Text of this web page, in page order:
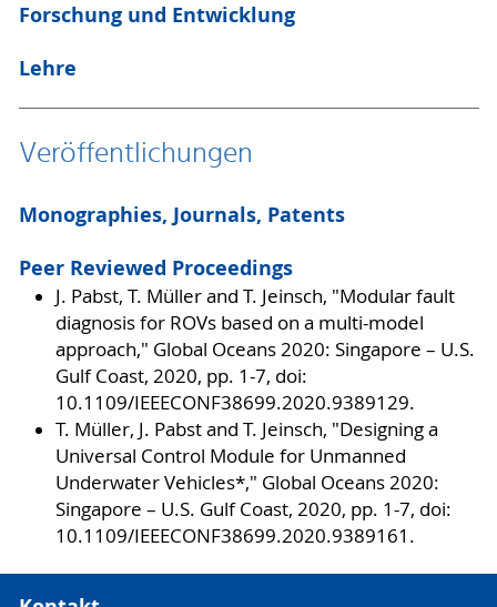
Forschung und Entwicklung
Lehre
Veröffentlichungen
Monographies, Journals, Patents
Peer Reviewed Proceedings
J. Pabst, T. Müller and T. Jeinsch, "Modular fault
diagnosis for ROVs based on a multi-model
approach," Global Oceans 2020: Singapore – U.S.
Gulf Coast, 2020, pp. 1-7, doi:
10.1109/IEEECONF38699.2020.9389129.
T. Müller, J. Pabst and T. Jeinsch, "Designing a
Universal Control Module for Unmanned
Underwater Vehicles*," Global Oceans 2020:
Singapore – U.S. Gulf Coast, 2020, pp. 1-7, doi:
10.1109/IEEECONF38699.2020.9389161.